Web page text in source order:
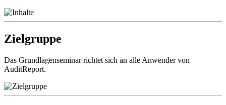
Zielgruppe
Das Grundlagenseminar richtet sich an alle Anwender von
AuditReport.